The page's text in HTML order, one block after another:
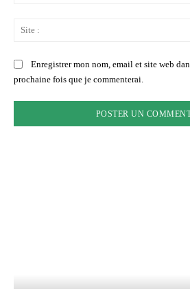
Enregistrer mon nom, email et site web
prochaine fois que je commenterai.